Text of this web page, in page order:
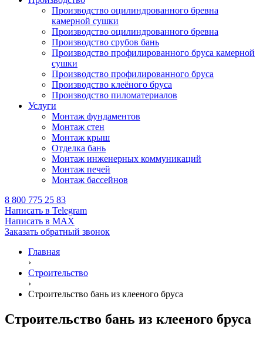
Производство оцилиндрованного бревна
камерной сушки
Производство оцилиндрованного бревна
Производство срубов бань
Производство профилированного бруса камерной
сушки
Производство профилированного бруса
Производство клеёного бруса
Производство пиломатериалов
Услуги
Монтаж фундаментов
Монтаж стен
Монтаж крыш
Отделка бань
Монтаж инженерных коммуникаций
Монтаж печей
Монтаж бассейнов
8 800 775 25 83
Написать в Telegram
Написать в MAX
Заказать обратный звонок
Главная
›
Строительство
›
Строительство бань из клееного бруса
Строительство бань из клееного бруса